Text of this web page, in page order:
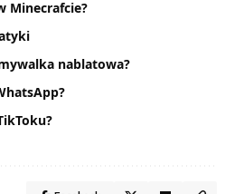
Minecrafcie?
nablatowa?